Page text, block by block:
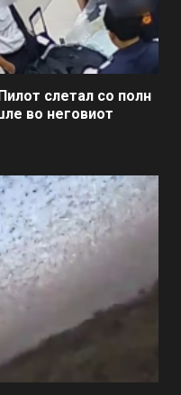
слетал со полн
во неговиот